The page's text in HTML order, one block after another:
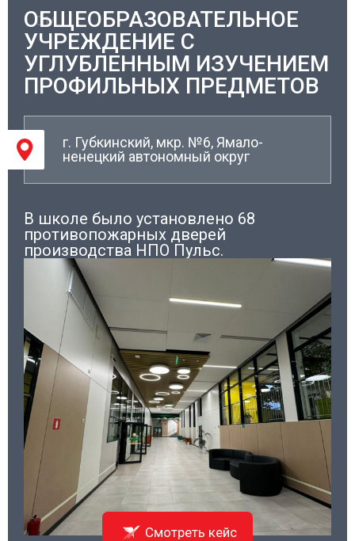
01/
ОБЩЕОБРАЗОВАТЕЛЬНОЕ
УЧРЕЖДЕНИЕ С
УГЛУБЛЕННЫМ ИЗУЧЕНИЕМ
ПРОФИЛЬНЫХ ПРЕДМЕТОВ
г. Губкинский, мкр. №6, Ямало-
ненецкий автономный округ
В школе было установлено 68
противопожарных дверей
производства НПО Пульс.
Смотреть кейс